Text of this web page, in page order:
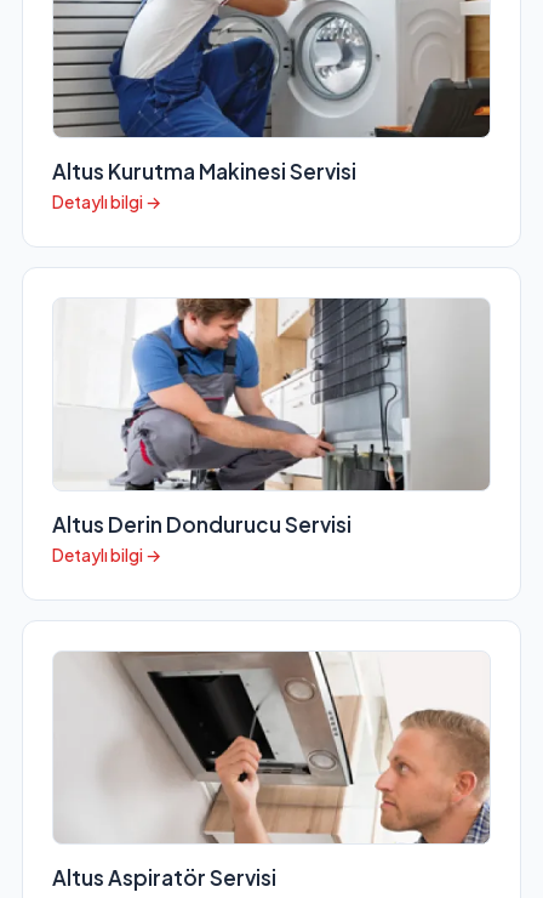
Altus Kurutma Makinesi Servisi
Detaylı bilgi →
Altus Derin Dondurucu Servisi
Detaylı bilgi →
Altus Aspiratör Servisi